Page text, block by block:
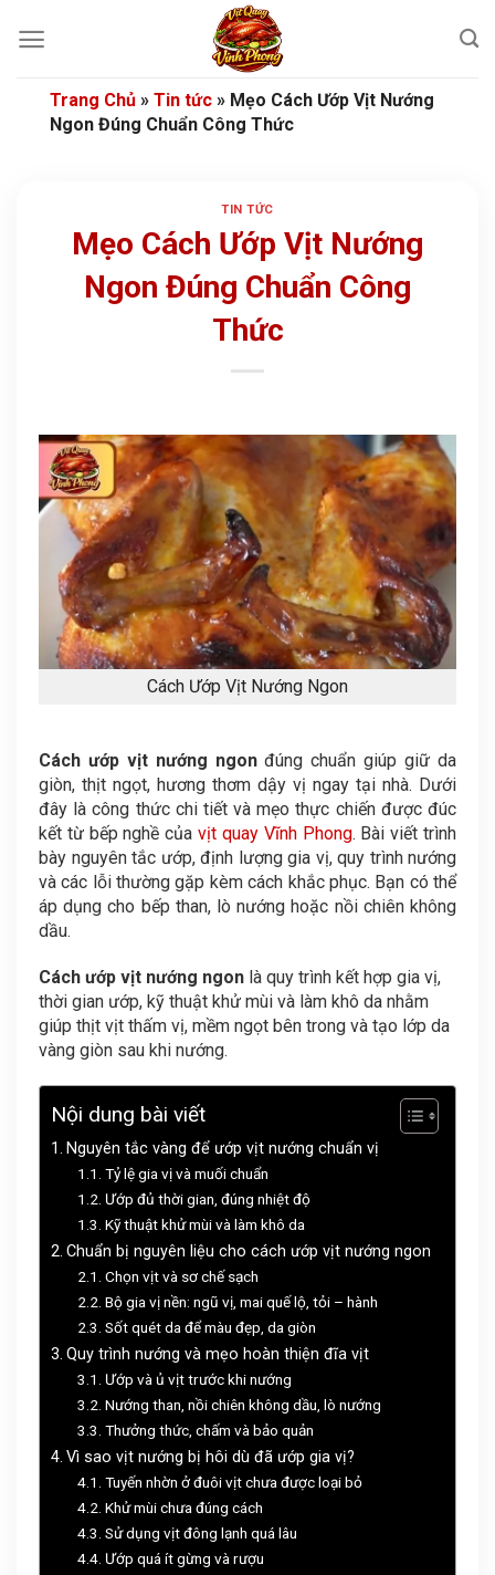
qua
Trang Chủ » Tin tức » Mẹo Cách Ướp Vịt Nướng
Ngon Đúng Chuẩn Công Thức
TIN TỨC
Mẹo Cách Ướp Vịt Nướng
Ngon Đúng Chuẩn Công
Thức
Cách Ướp Vịt Nướng Ngon
Cách ướp vịt nướng ngonđúng chuẩn giúp giữ da
giòn, thịt ngọt, hương thơm dậy vị ngay tại nhà. Dưới
đây là công thức chi tiết và mẹo thực chiến được đúc
kết từ bếp nghề của vịt quay Vĩnh Phong. Bài viết trình
bày nguyên tắc ướp, định lượng gia vị, quy trình nướng
và các lỗi thường gặp kèm cách khắc phục. Bạn có thể
áp dụng cho bếp than, lò nướng hoặc nồi chiên không
dầu.
Cách ướp vịt nướng ngon là quy trình kết hợp gia vị,
thời gian ướp, kỹ thuật khử mùi và làm khô da nhằm
giúp thịt vịt thấm vị, mềm ngọt bên trong và tạo lớp da
vàng giòn sau khi nướng.
Nội dung bài viết
Nguyên tắc vàng để ướp vịt nướng chuẩn vị
Tỷ lệ gia vị và muối chuẩn
Ướp đủ thời gian, đúng nhiệt độ
Kỹ thuật khử mùi và làm khô da
Chuẩn bị nguyên liệu cho cách ướp vịt nướng ngon
Chọn vịt và sơ chế sạch
Bộ gia vị nền: ngũ vị, mai quế lộ, tỏi – hành
Sốt quét da để màu đẹp, da giòn
Quy trình nướng và mẹo hoàn thiện đĩa vịt
Ướp và ủ vịt trước khi nướng
Nướng than, nồi chiên không dầu, lò nướng
Thưởng thức, chấm và bảo quản
Vì sao vịt nướng bị hôi dù đã ướp gia vị?
Tuyến nhờn ở đuôi vịt chưa được loại bỏ
Khử mùi chưa đúng cách
Sử dụng vịt đông lạnh quá lâu
Ướp quá ít gừng và rượu